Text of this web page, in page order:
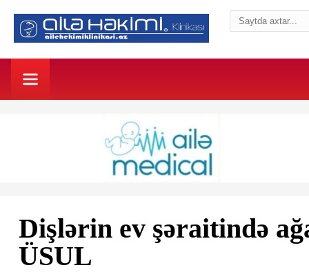
Dişlərin ev şəraitində
ÜSUL